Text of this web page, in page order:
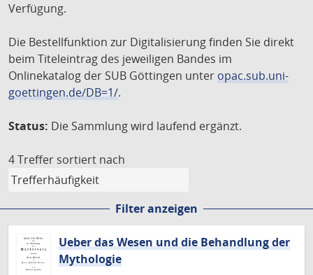
Verfügung.
Die Bestellfunktion zur Digitalisierung finden Sie direkt
beim Titeleintrag des jeweiligen Bandes im
Onlinekatalog der SUB Göttingen unter opac.sub.uni-
goettingen.de/DB=1/.
Status: Die Sammlung wird laufend ergänzt.
4 Treffer sortiert nach
Filter anzeigen
Ueber das Wesen und die Behandlung der
Mythologie